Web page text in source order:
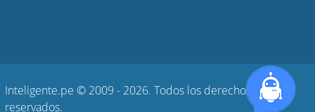
Inteligente.pe © 2009 - 2026. Todos los derechos
reservados.